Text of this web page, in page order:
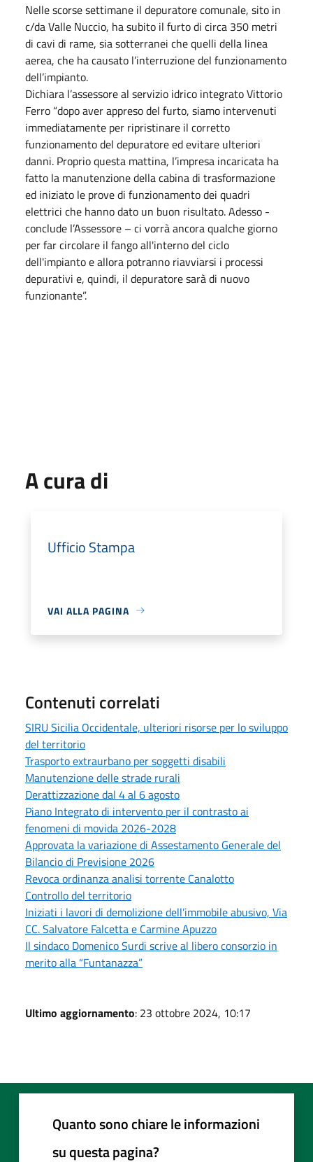
Nelle scorse settimane il depuratore comunale, sito in
c/da Valle Nuccio, ha subito il furto di circa 350 metri
di cavi di rame, sia sotterranei che quelli della linea
aerea, che ha causato l’interruzione del funzionamento
dell’impianto.
Dichiara l’assessore al servizio idrico integrato Vittorio
Ferro “dopo aver appreso del furto, siamo intervenuti
immediatamente per ripristinare il corretto
funzionamento del depuratore ed evitare ulteriori
danni. Proprio questa mattina, l’impresa incaricata ha
fatto la manutenzione della cabina di trasformazione
ed iniziato le prove di funzionamento dei quadri
elettrici che hanno dato un buon risultato. Adesso -
conclude l’Assessore – ci vorrà ancora qualche giorno
per far circolare il fango all'interno del ciclo
dell'impianto e allora potranno riavviarsi i processi
depurativi e, quindi, il depuratore sarà di nuovo
funzionante”.
A cura di
Ufficio Stampa
VAI ALLA PAGINA
Contenuti correlati
SIRU Sicilia Occidentale, ulteriori risorse per lo sviluppo
del territorio
Trasporto extraurbano per soggetti disabili
Manutenzione delle strade rurali
Derattizzazione dal 4 al 6 agosto
Piano Integrato di intervento per il contrasto ai
fenomeni di movida 2026-2028
Approvata la variazione di Assestamento Generale del
Bilancio di Previsione 2026
Revoca ordinanza analisi torrente Canalotto
Controllo del territorio
Iniziati i lavori di demolizione dell’immobile abusivo, Via
CC. Salvatore Falcetta e Carmine Apuzzo
Il sindaco Domenico Surdi scrive al libero consorzio in
merito alla “Funtanazza”
Ultimo aggiornamento: 23 ottobre 2024, 10:17
Quanto sono chiare le informazioni
su questa pagina?